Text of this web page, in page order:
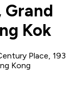
Grand
Kok
Place, 193
Kong